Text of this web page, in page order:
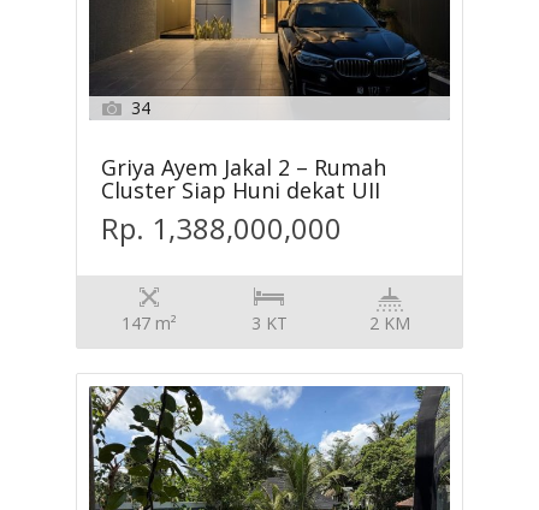
34
Griya Ayem Jakal 2 – Rumah
Cluster Siap Huni dekat UII
Rp. 1,388,000,000
147 m² 3 KT 2 KM